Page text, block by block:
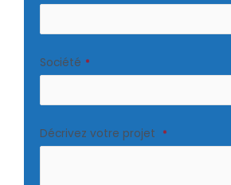
Société *
Décrivez votre projet *